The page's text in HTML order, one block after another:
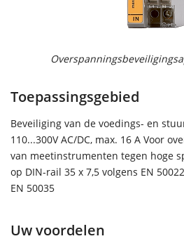
Toepassingsgebied
Beveiliging van de voedings- en
110...300V AC/DC, max. 16 A Voor
van meetinstrumenten tegen hoge
op DIN-rail 35 x 7,5 volgens EN
EN 50035
Uw voordelen